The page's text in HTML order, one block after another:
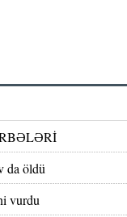
da öldü
vurdu